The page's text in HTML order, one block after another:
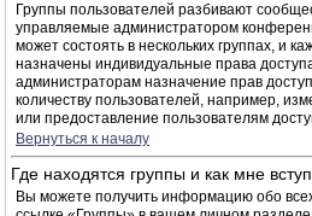
Группы пользователей разбивают
управляемые администратором
может состоять в нескольких группах, и
назначены индивидуальные права
администраторам назначение прав
количеству пользователей, например,
или предоставление пользователям
Вернуться к началу
Где находятся группы и как мне
Вы можете получить информацию обо